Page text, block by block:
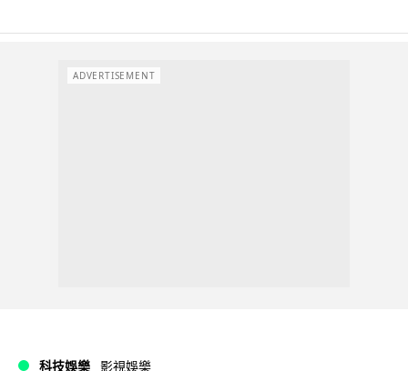
ADVERTISEMENT
科技娛樂 影視娛樂